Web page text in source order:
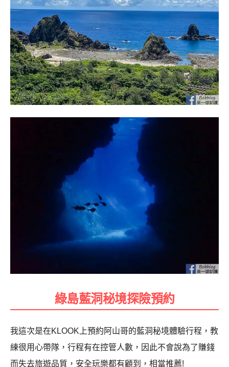
綠島藍洞秘境探險預約
我這次是在KLOOK上預約阿山哥的藍洞秘境體驗行程，教
練很用心帶隊，行程有在控管人數，因此不會說為了賺錢
而失去旅遊品質，安全玩樂都有顧到，相當推薦!